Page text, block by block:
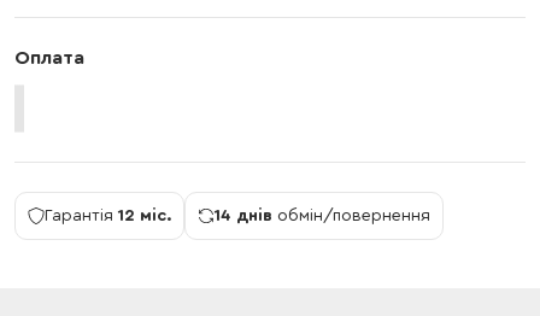
Оплата
Гарантія 12 міс. 14 днів обмін/повернення